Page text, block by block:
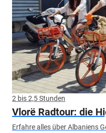
2 bis 2,5 Stunden
Vlorë Radtour: die
Erfahre alles über Albaniens